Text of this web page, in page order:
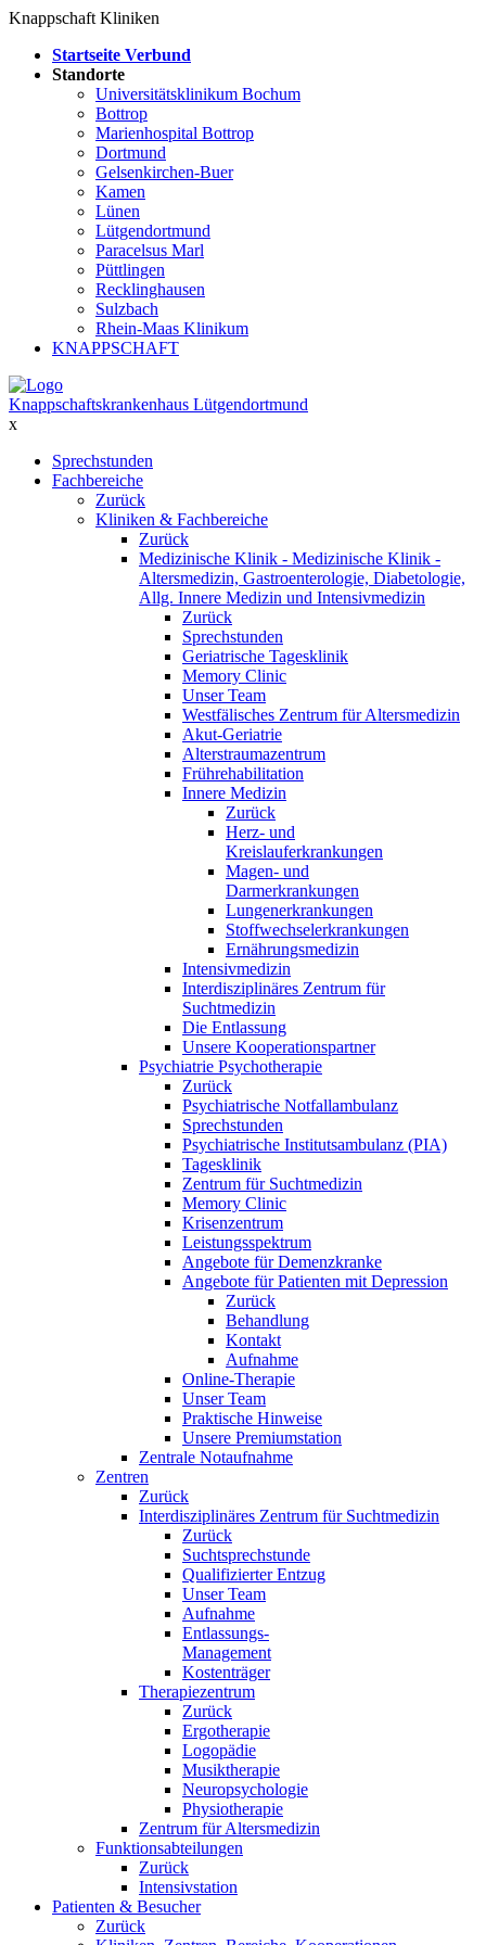
Knappschaft Kliniken
Startseite Verbund
Standorte
Universitätsklinikum Bochum
Bottrop
Marienhospital Bottrop
Dortmund
Gelsenkirchen-Buer
Kamen
Lünen
Lütgendortmund
Paracelsus Marl
Püttlingen
Recklinghausen
Sulzbach
Rhein-Maas Klinikum
KNAPPSCHAFT
Knappschaftskrankenhaus Lütgendortmund
x
Sprechstunden
Fachbereiche
Zurück
Kliniken & Fachbereiche
Zurück
Medizinische Klinik - Medizinische Klinik -
Altersmedizin, Gastroenterologie, Diabetologie,
Allg. Innere Medizin und Intensivmedizin
Zurück
Sprechstunden
Geriatrische Tagesklinik
Memory Clinic
Unser Team
Westfälisches Zentrum für Altersmedizin
Akut-Geriatrie
Alterstraumazentrum
Frührehabilitation
Innere Medizin
Zurück
Herz- und
Kreislauferkrankungen
Magen- und
Darmerkrankungen
Lungenerkrankungen
Stoffwechselerkrankungen
Ernährungsmedizin
Intensivmedizin
Interdisziplinäres Zentrum für
Suchtmedizin
Die Entlassung
Unsere Kooperationspartner
Psychiatrie Psychotherapie
Zurück
Psychiatrische Notfallambulanz
Sprechstunden
Psychiatrische Institutsambulanz (PIA)
Tagesklinik
Zentrum für Suchtmedizin
Memory Clinic
Krisenzentrum
Leistungsspektrum
Angebote für Demenzkranke
Angebote für Patienten mit Depression
Zurück
Behandlung
Kontakt
Aufnahme
Online-Therapie
Unser Team
Praktische Hinweise
Unsere Premiumstation
Zentrale Notaufnahme
Zentren
Zurück
Interdisziplinäres Zentrum für Suchtmedizin
Zurück
Suchtsprechstunde
Qualifizierter Entzug
Unser Team
Aufnahme
Entlassungs-
Management
Kostenträger
Therapiezentrum
Zurück
Ergotherapie
Logopädie
Musiktherapie
Neuropsychologie
Physiotherapie
Zentrum für Altersmedizin
Funktionsabteilungen
Zurück
Intensivstation
Patienten & Besucher
Zurück